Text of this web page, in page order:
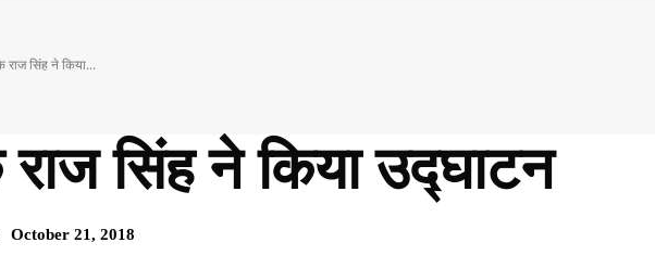
राज सिंह ने किया...
सिंह ने किया उद्घाटन
October 21, 2018